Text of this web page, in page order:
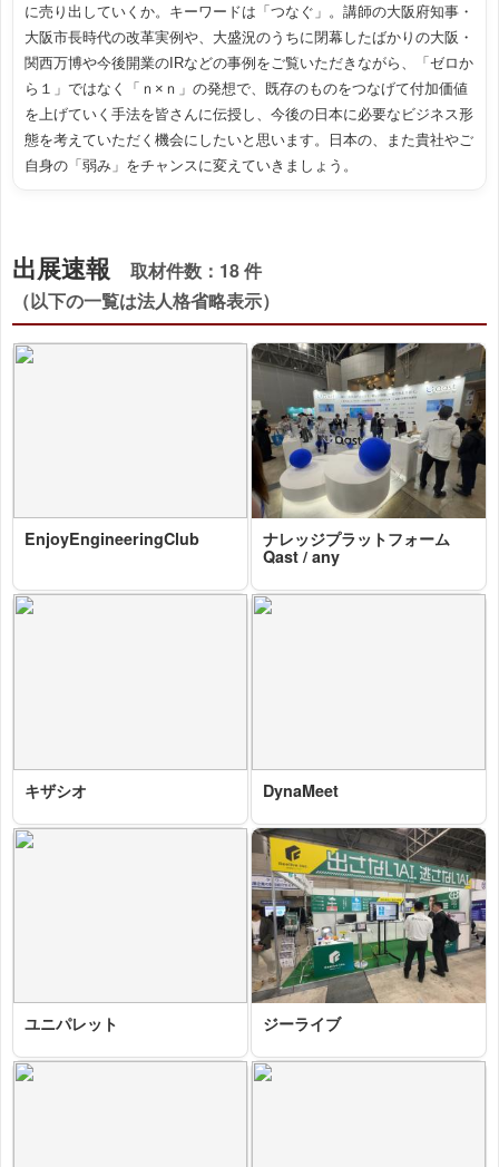
に売り出していくか。キーワードは「つなぐ」。講師の大阪府知事・
大阪市長時代の改革実例や、大盛況のうちに閉幕したばかりの大阪・
関西万博や今後開業のIRなどの事例をご覧いただきながら、「ゼロか
ら１」ではなく「ｎ×ｎ」の発想で、既存のものをつなげて付加価値
を上げていく手法を皆さんに伝授し、今後の日本に必要なビジネス形
態を考えていただく機会にしたいと思います。日本の、また貴社やご
自身の「弱み」をチャンスに変えていきましょう。
出展速報 取材件数： 18 件
（以下の一覧は法人格省略表示）
EnjoyEngineeringClub
2025-10-29 16:32:43=>202510060081
ナレッジプラットフォーム
Qast / any
2025-10-29 16:04:04=>202510060035
キザシオ DynaMeet
2025-10-29 15:38:30=>202510060070
ユニパレット ジーライブ